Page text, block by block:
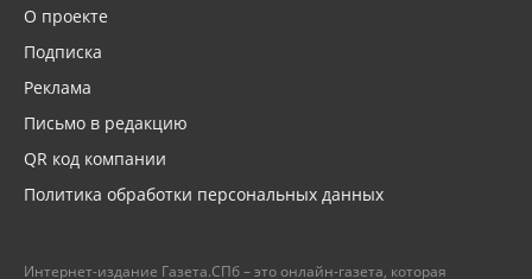
О проекте
Подписка
Реклама
Письмо в редакцию
QR код компании
Политика обработки персональных данных
Интернет-издание Газета.СПб – это онлайн-газета, которая